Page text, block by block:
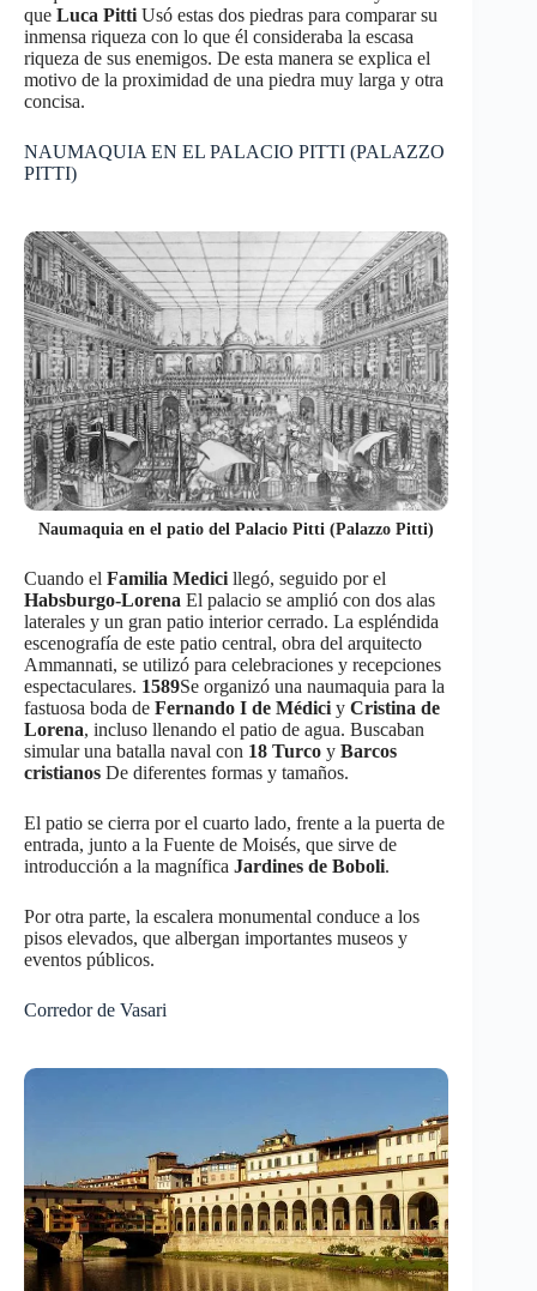
que Luca Pitti Usó estas dos piedras para comparar su
inmensa riqueza con lo que él consideraba la escasa
riqueza de sus enemigos. De esta manera se explica el
motivo de la proximidad de una piedra muy larga y otra
concisa.
NAUMAQUIA EN EL PALACIO PITTI (PALAZZO
PITTI)
Naumaquia en el patio del Palacio Pitti (Palazzo Pitti)
Cuando el Familia Medici llegó, seguido por el
Habsburgo-Lorena El palacio se amplió con dos alas
laterales y un gran patio interior cerrado. La espléndida
escenografía de este patio central, obra del arquitecto
Ammannati, se utilizó para celebraciones y recepciones
espectaculares. 1589Se organizó una naumaquia para la
fastuosa boda de Fernando I de Médici y Cristina de
Lorena, incluso llenando el patio de agua. Buscaban
simular una batalla naval con 18 Turco y Barcos
cristianos De diferentes formas y tamaños.
El patio se cierra por el cuarto lado, frente a la puerta de
entrada, junto a la Fuente de Moisés, que sirve de
introducción a la magnífica Jardines de Boboli.
Por otra parte, la escalera monumental conduce a los
pisos elevados, que albergan importantes museos y
eventos públicos.
Corredor de Vasari